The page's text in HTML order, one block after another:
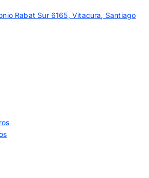
Rabat Sur 6165, Vitacura, Santiago